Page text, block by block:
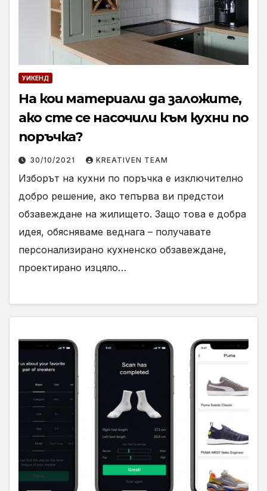
УИКЕНД
На кои материали да заложите,
ако сте се насочили към кухни по
поръчка?
30/10/2021 KREATIVEN TEAM
Изборът на кухни по поръчка е изключително
добро решение, ако тепърва ви предстои
обзавеждане на жилището. Защо това е добра
идея, обясняваме веднага – получавате
персонализирано кухненско обзавеждане,
проектирано изцяло…